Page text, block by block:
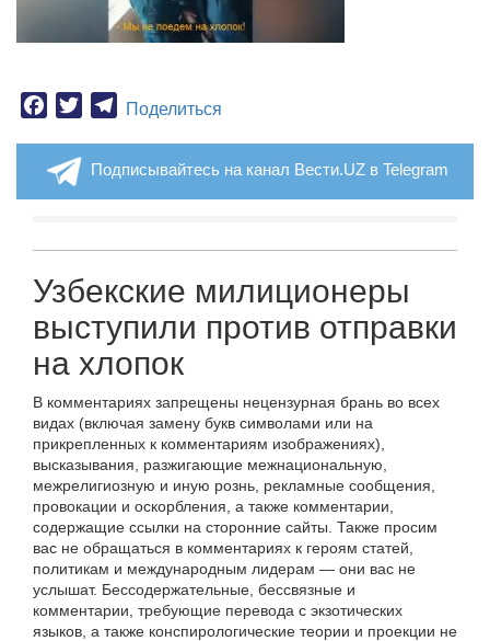
Facebook
TwitterTelegram
Поделиться
Подписывайтесь на канал Вести.UZ в Telegram
Узбекские милиционеры
выступили против отправки
на хлопок
В комментариях запрещены нецензурная брань во всех
видах (включая замену букв символами или на
прикрепленных к комментариям изображениях),
высказывания, разжигающие межнациональную,
межрелигиозную и иную рознь, рекламные сообщения,
провокации и оскорбления, а также комментарии,
содержащие ссылки на сторонние сайты. Также просим
вас не обращаться в комментариях к героям статей,
политикам и международным лидерам — они вас не
услышат. Бессодержательные, бессвязные и
комментарии, требующие перевода с экзотических
языков, а также конспирологические теории и проекции не